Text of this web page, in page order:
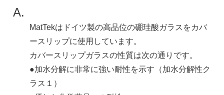
A.
MatTekはドイツ製の高品位の硼珪酸ガラスをカバ
ースリップに使用しています。
カバースリップガラスの性質は次の通りです。
●加水分解に非常に強い耐性を示す（加水分解性ク
ラス１）